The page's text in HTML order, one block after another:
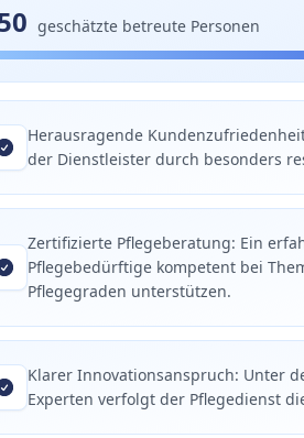
geschätzte betreute Personen
Herausragende
der Dienstleister durch besonders
Zertifizierte Pflegeberatung: Ein
Pflegebedürftige kompetent bei
Pflegegraden unterstützen.
Klarer Innovationsanspruch: Unter
Experten verfolgt der Pflegedienst